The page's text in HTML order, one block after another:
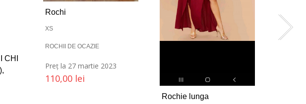
CHI
Rochi
XS
ROCHII DE OCAZIE
Preț la 27 martie 2023
110,00 lei
Rochie lunga